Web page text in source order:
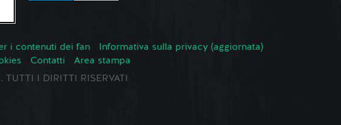
i contenuti dei fan
Informativa sulla privacy (aggiornata)
Contatti
Area stampa
I DIRITTI RISERVATI